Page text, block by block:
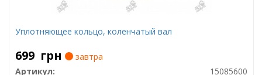
Уплотняющее кольцо, коленчатый вал
699 грн
завтра
Артикул:
15085600